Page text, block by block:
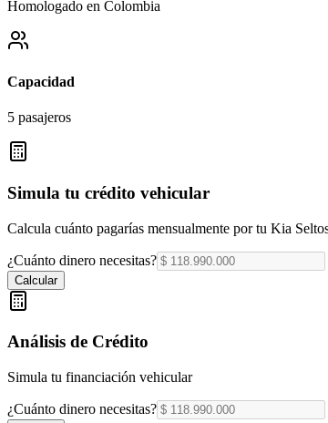
Homologado en Colombia
Capacidad
5 pasajeros
Simula tu crédito vehicular
Calcula cuánto pagarías mensualmente por tu Kia
¿Cuánto dinero necesitas?
Calcular
Análisis de Crédito
Simula tu financiación vehicular
¿Cuánto dinero necesitas?